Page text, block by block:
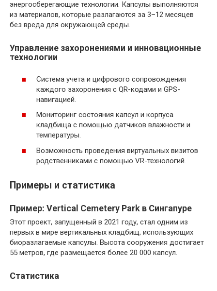
энергосберегающие технологии. Капсулы выполняются
из материалов, которые разлагаются за 3–12 месяцев
без вреда для окружающей среды.
Управление захоронениями и инновационные
технологии
Система учета и цифрового сопровождения
каждого захоронения с QR-кодами и GPS-
навигацией.
Мониторинг состояния капсул и корпуса
кладбища с помощью датчиков влажности и
температуры.
Возможность проведения виртуальных визитов
родственниками с помощью VR-технологий.
Примеры и статистика
Пример: Vertical Cemetery Park в Сингапуре
Этот проект, запущенный в 2021 году, стал одним из
первых в мире вертикальных кладбищ, использующих
биоразлагаемые капсулы. Высота сооружения достигает
55 метров, где размещается более 20 000 капсул.
Статистика